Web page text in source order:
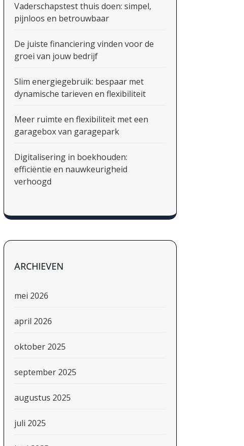
Vaderschapstest thuis doen: simpel,
pijnloos en betrouwbaar
De juiste financiering vinden voor de
groei van jouw bedrijf
Slim energiegebruik: bespaar met
dynamische tarieven en flexibiliteit
Meer ruimte en flexibiliteit met een
garagebox van garagepark
Digitalisering in boekhouden:
efficiëntie en nauwkeurigheid
verhoogd
ARCHIEVEN
mei 2026
april 2026
oktober 2025
september 2025
augustus 2025
juli 2025